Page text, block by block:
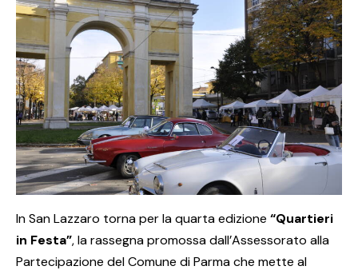
In San Lazzaro torna per la quarta edizione “Quartieri
in Festa”, la rassegna promossa dall’Assessorato alla
Partecipazione del Comune di Parmache mette al